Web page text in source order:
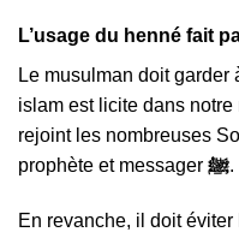
L’usage du henné fait
Le musulman doit garder
islam est licite dans
rejoint les nombreuses
prophète et messager ﷺ.
En revanche, il doit